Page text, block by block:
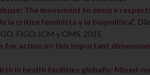
The movement to ensure
la crítica feminista y la biopolítica”,
FIGO, ICM y OMS. 2015
action on this important dimension
in health facilities globally: Mixed-